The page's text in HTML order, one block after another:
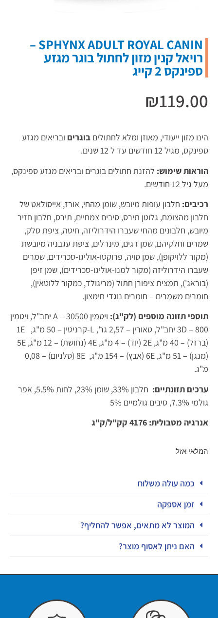
SPHYNX ADULT ROYAL CANIN –
רויאל קנין מזון לחתול בוגר מגזע
ספינקס 2 קייג
₪119.00
הינו מזון ייעודי, מאוזן ומלא לחתולים בוגרים ובריאים מגזע
ספינקס, מגיל 12 חודשים עד ל 12 שנים.
הוראות שימוש: להזנת חתולים בוגרים ובריאים מגזע ספינקס,
מעל גיל 12 חודשים.
רכיבים: חלבון עופות מיובש, שומן מהחי, אורז, אייסולאט של
חלבון מהצומח, גלוטן תירס, סיבים צמחיים, תירס, חלבון חזיר
מיובש, חלבונים מהחי שעברו הידרוליזה, חיטה, ציפת סלק,
שמרים וחלקיהם, שמן דגים, מינרלים, ציפת עגבניה מיובשת
(מקור ללויקופן), שמן סויה, פרוקטו-אוליגו-סכרידים, שמרים
שעברו הידרוליזה (מקור למנו-אוליגו-סכרידים), שמן זיפן
(בוראג'), תמצית ציפורן חתול (מריגולד, כמקור ללוטאין),
חומרים משמרים – חומרים נוגדי חימצון.
תוספי תזונה מוספים (לק"ג):
ויטמין A – 30500 יחב"ל, ויטמין
3D – 800 יחב"ל, טאורין – 2,57 גר', L-קרניטין – 50 מ"ג, 1E
(ברזל) – 40 מ"ג, 2E (יוד) – 4 מ"ג, 4E (נחושת) – 12 מ"ג, 5E
(מנגן) – 51 מ"ג, 6E (אבץ) – 154 מ"ג, 8E (סלניום) – 0,08
מ"ג.
ערכים תזונתיים:
חלבון 33%, שומן 23%, לחות 5.5%, אפר
גולמי 7.3%, סיבים גולמיים 5%
אנרגיה מטבולית: 4176 קק"ל/ק"ג
המלאי אזל
כמה עולה משלוח
זמן אספקה
המוצר לא מתאים, אפשר להחליף?
האם ניתן לאסוף מוצר?